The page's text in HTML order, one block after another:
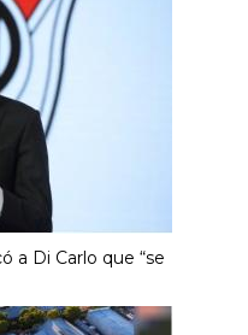
a Di Carlo que “se